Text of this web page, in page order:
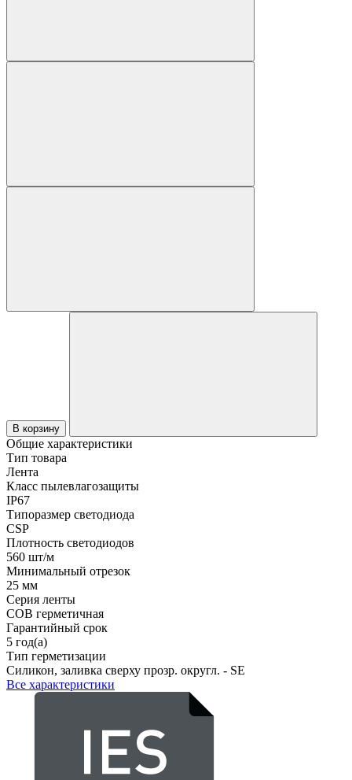
В корзину
Общие характеристики
Тип товара
Лента
Класс пылевлагозащиты
IP67
Типоразмер светодиода
CSP
Плотность светодиодов
560 шт/м
Минимальный отрезок
25 мм
Серия ленты
COB герметичная
Гарантийный срок
5 год(а)
Тип герметизации
Силикон, заливка сверху прозр. округл. - SE
Все характеристики